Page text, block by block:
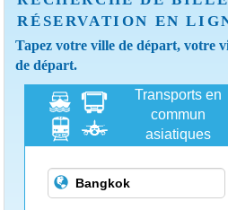
RÉSERVATION EN
Tapez votre ville de départ, votre
de départ.
Transports en
commun
asiatiques